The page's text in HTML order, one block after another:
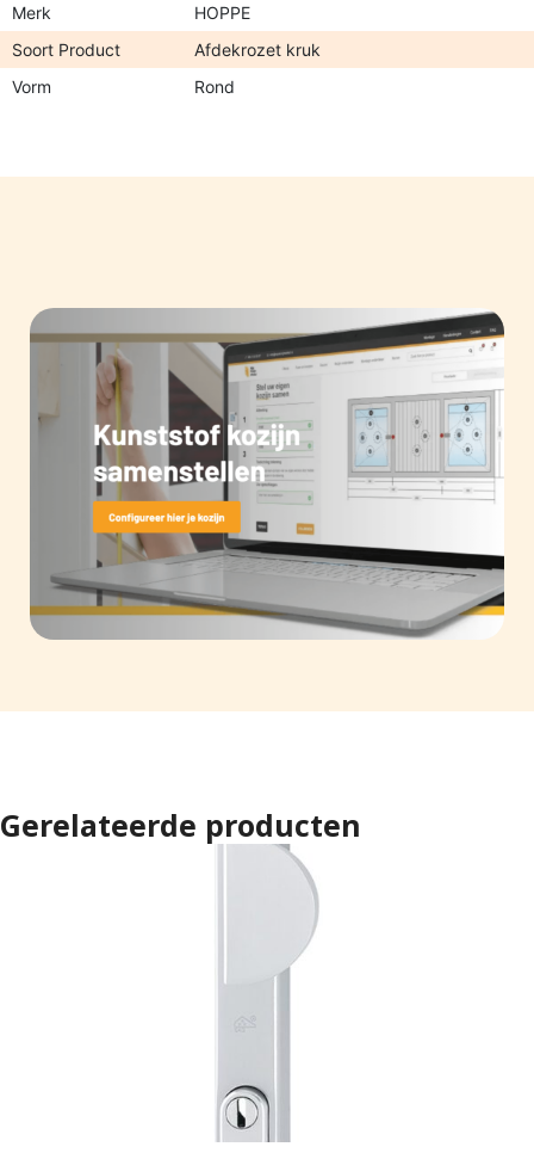
Merk
HOPPE
Soort Product
Afdekrozet kruk
Vorm
Rond
Gerelateerde producten